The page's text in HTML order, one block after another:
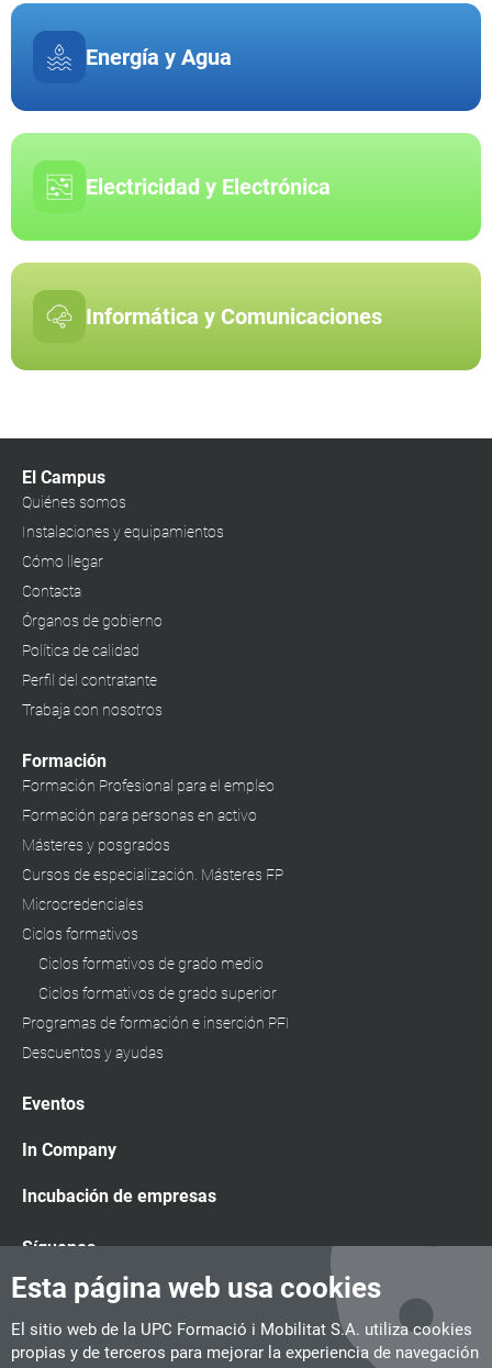
Esta página web usa cookies
El sitio web de la UPC Formació i Mobilitat S.A. utiliza cookies
propias y de terceros para mejorar la experiencia de navegación
Energía y Agua
Electricidad y Electrónica
Informática y Comunicaciones
El Campus
Quiénes somos
Instalaciones y equipamientos
Cómo llegar
Contacta
Órganos de gobierno
Política de calidad
Perfil del contratante
Trabaja con nosotros
Formación
Formación Profesional para el empleo
Formación para personas en activo
Másteres y posgrados
Cursos de especialización. Másteres FP
Microcredenciales
Ciclos formativos
Ciclos formativos de grado medio
Ciclos formativos de grado superior
Programas de formación e inserción PFI
Descuentos y ayudas
Eventos
In Company
Incubación de empresas
Síguenos